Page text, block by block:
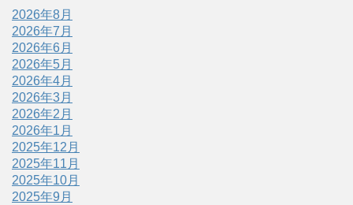
2026年8月
2026年7月
2026年6月
2026年5月
2026年4月
2026年3月
2026年2月
2026年1月
2025年12月
2025年11月
2025年10月
2025年9月